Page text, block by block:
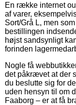
En række internet
af varer,
Sort/Grå L, men
bestillingen
højst sandsynligt
forinden
Nogle få
det påkrævet at der
du beslutte sig for
uden hensyn til om
Faaborg – er at få